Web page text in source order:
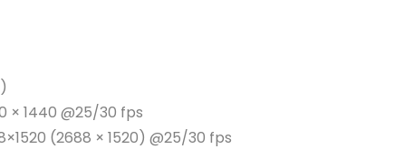
× 1440 @25/30 fps
(2688 × 1520) @25/30 fps